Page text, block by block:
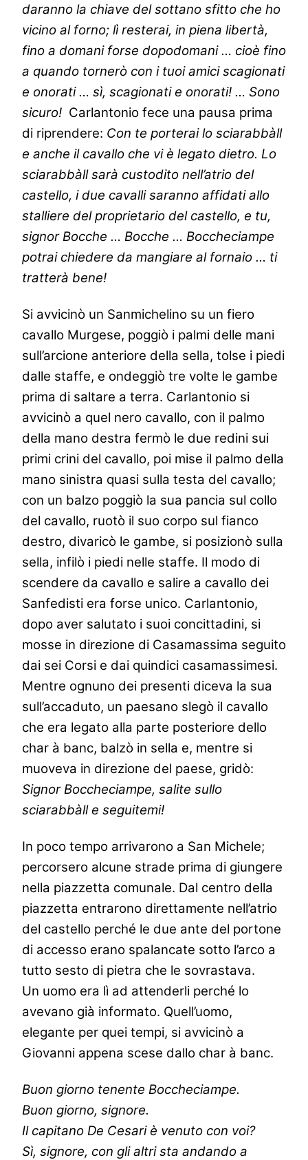
daranno la chiave del sottano sfitto che ho
vicino al forno; lì resterai, in piena libertà,
fino a domani forse dopodomani … cioè fino
a quando tornerò con i tuoi amici scagionati
e onorati … sì, scagionati e onorati! … Sono
sicuro! Carlantonio fece una pausa prima
di riprendere: Con te porterai lo sciarabbàll
e anche il cavallo che vi è legato dietro. Lo
sciarabbàll sarà custodito nell’atrio del
castello, i due cavalli saranno affidati allo
stalliere del proprietario del castello, e tu,
signor Bocche … Bocche … Boccheciampe
potrai chiedere da mangiare al fornaio … ti
tratterà bene!
Si avvicinò un Sanmichelino su un fiero
cavallo Murgese, poggiò i palmi delle mani
sull’arcione anteriore della sella, tolse i piedi
dalle staffe, e ondeggiò tre volte le gambe
prima di saltare a terra. Carlantonio si
avvicinò a quel nero cavallo, con il palmo
della mano destra fermò le due redini sui
primi crini del cavallo, poi mise il palmo della
mano sinistra quasi sulla testa del cavallo;
con un balzo poggiò la sua pancia sul collo
del cavallo, ruotò il suo corpo sul fianco
destro, divaricò le gambe, si posizionò sulla
sella, infilò i piedi nelle staffe. Il modo di
scendere da cavallo e salire a cavallo dei
Sanfedisti era forse unico. Carlantonio,
dopo aver salutato i suoi concittadini, si
mosse in direzione di Casamassima seguito
dai sei Corsi e dai quindici casamassimesi.
Mentre ognuno dei presenti diceva la sua
sull’accaduto, un paesano slegò il cavallo
che era legato alla parte posteriore dello
char à banc, balzò in sella e, mentre si
muoveva in direzione del paese, gridò:
Signor Boccheciampe, salite sullo
sciarabbàll e seguitemi!
In poco tempo arrivarono a San Michele;
percorsero alcune strade prima di giungere
nella piazzetta comunale. Dal centro della
piazzetta entrarono direttamente nell’atrio
del castello perché le due ante del portone
di accesso erano spalancate sotto l’arco a
tutto sesto di pietra che le sovrastava.
Un uomo era lì ad attenderli perché lo
avevano già informato. Quell’uomo,
elegante per quei tempi, si avvicinò a
Giovanni appena scese dallo char à banc.
Buon giorno tenente Boccheciampe.
Buon giorno, signore.
Il capitano De Cesari è venuto con voi?
Sì, signore, con gli altri sta andando a